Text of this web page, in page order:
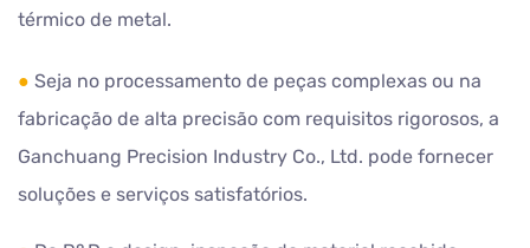
térmico de metal.
● Seja no processamento de peças complexas ou na
fabricação de alta precisão com requisitos rigorosos, a
Ganchuang Precision Industry Co., Ltd. pode fornecer
soluções e serviços satisfatórios.